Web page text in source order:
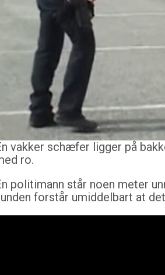
vakker schæfer ligger på
ro.
politimann står noen meter
forstår umiddelbart at